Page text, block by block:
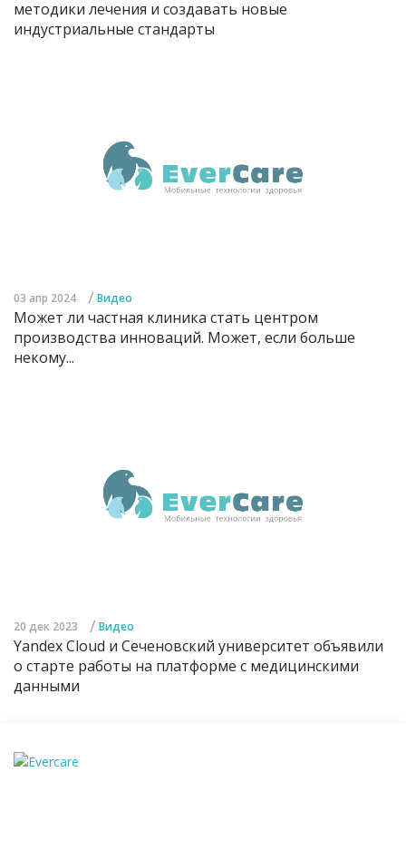
методики лечения и создавать новые
индустриальные стандарты
03 апр 2024 / Видео
Может ли частная клиника стать центром
производства инноваций. Может, если больше
некому...
20 дек 2023 / Видео
Yandex Cloud и Сеченовский университет объявили
о старте работы на платформе с медицинскими
данными